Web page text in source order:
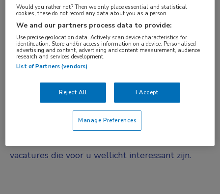
WO
ERVARING
Ervaren
DIENSTVERBAND
Fulltime
Vacature niet beschikbaar
Deze vacature bij is niet meer actueel.
vacatures die voor u wellicht interessant zijn.
Would you rather not? Then we only place essential and statistical
cookies, these do not record any data about you as a person
We and our partners process data to provide:
Use precise geolocation data. Actively scan device characteristics for
identification. Store and/or access information on a device. Personalised
advertising and content, advertising and content measurement, audience
research and services development.
List of Partners (vendors)
Reject All I Accept
Manage Preferences